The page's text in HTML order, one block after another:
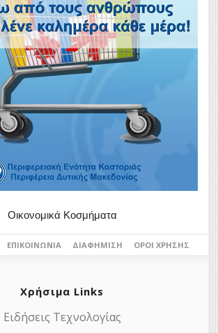
Οικονομικά Κοσμήματα
ΕΠΙΚΟΙΝΩΝΊΑ ΔΙΑΦΉΜΙΣΗ ΌΡΟΙ ΧΡΉΣΗΣ
Χρήσιμα Links
Ειδήσεις Τεχνολογίας